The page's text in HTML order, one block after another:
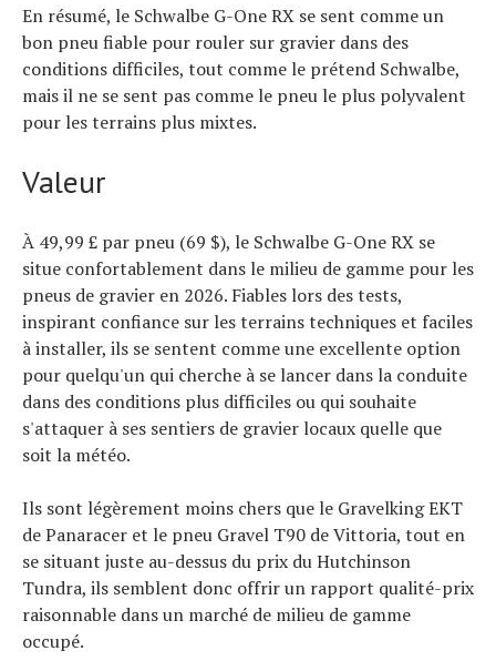
En résumé, le Schwalbe G-One RX se sent comme un
bon pneu fiable pour rouler sur gravier dans des
conditions difficiles, tout comme le prétend Schwalbe,
mais il ne se sent pas comme le pneu le plus polyvalent
pour les terrains plus mixtes.
Valeur
À 49,99 £ par pneu (69 $), le Schwalbe G-One RX se
situe confortablement dans le milieu de gamme pour les
pneus de gravier en 2026. Fiables lors des tests,
inspirant confiance sur les terrains techniques et faciles
à installer, ils se sentent comme une excellente option
pour quelqu'un qui cherche à se lancer dans la conduite
dans des conditions plus difficiles ou qui souhaite
s'attaquer à ses sentiers de gravier locaux quelle que
soit la météo.
Ils sont légèrement moins chers que le Gravelking EKT
de Panaracer et le pneu Gravel T90 de Vittoria, tout en
se situant juste au-dessus du prix du Hutchinson
Tundra, ils semblent donc offrir un rapport qualité-prix
raisonnable dans un marché de milieu de gamme
occupé.